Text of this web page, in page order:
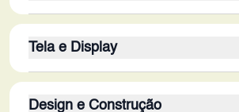
limitada. A ausência de recursos
informações sobre o software da
que as fotos e vídeos podem
condições de baixa luminosidade e
indicando boa autonomia para uso
2026, com o aumento da eficiência
Tela e Display
1600 pixels (HD+) e tecnologia IPS
Design e Construção